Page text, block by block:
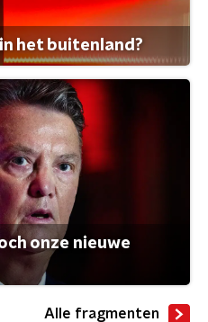
het buitenland?
onze nieuwe
Alle fragmenten